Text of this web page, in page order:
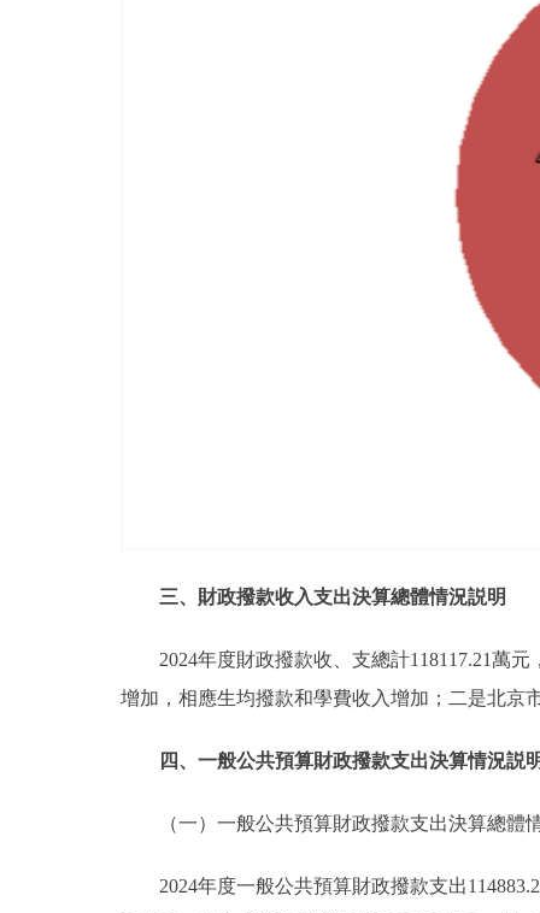
三、財政撥款收入支出決算總體情況説明
2024年度財政撥款收、支總計118117.21萬
增加，相應生均撥款和學費收入增加；二是北京
四、一般公共預算財政撥款支出決算情況説
（一）一般公共預算財政撥款支出決算總體
2024年度一般公共預算財政撥款支出